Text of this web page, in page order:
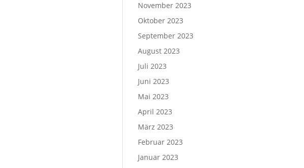
November 2023
Oktober 2023
September 2023
August 2023
Juli 2023
Juni 2023
Mai 2023
April 2023
März 2023
Februar 2023
Januar 2023